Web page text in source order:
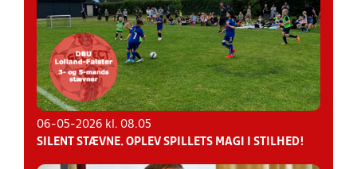
06-05-2026 kl. 08.05
SILENT STÆVNE. OPLEV SPILLETS MAGI I STILHED!